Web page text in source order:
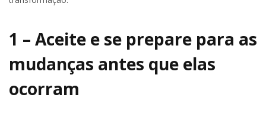
1 – Aceite e se prepare para as
mudanças antes que elas
ocorram